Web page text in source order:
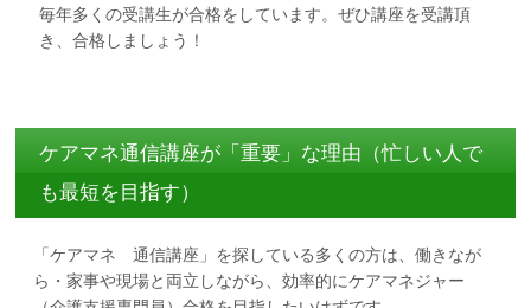
毎年多くの受講生が合格をしています。ぜひ講座を受講頂
き、合格しましょう！
ケアマネ通信講座が「重要」な理由（忙しい人で
も最短を目指す）
「ケアマネ 通信講座」を探している多くの方は、働きなが
ら・家事や現場と両立しながら、効率的にケアマネジャー